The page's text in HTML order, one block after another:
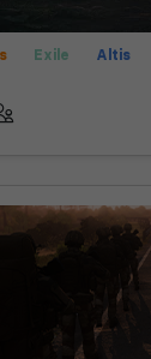
Exile Altis